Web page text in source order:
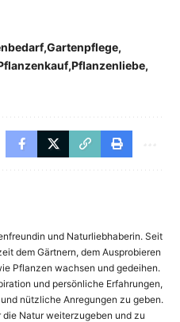
Gartenpflege
Pflanzenliebe
und Naturliebhaberin. Seit
dem Gärtnern, dem Ausprobieren
Pflanzen wachsen und gedeihen.
und persönliche Erfahrungen,
nützliche Anregungen zu geben.
Natur weiterzugeben und zu